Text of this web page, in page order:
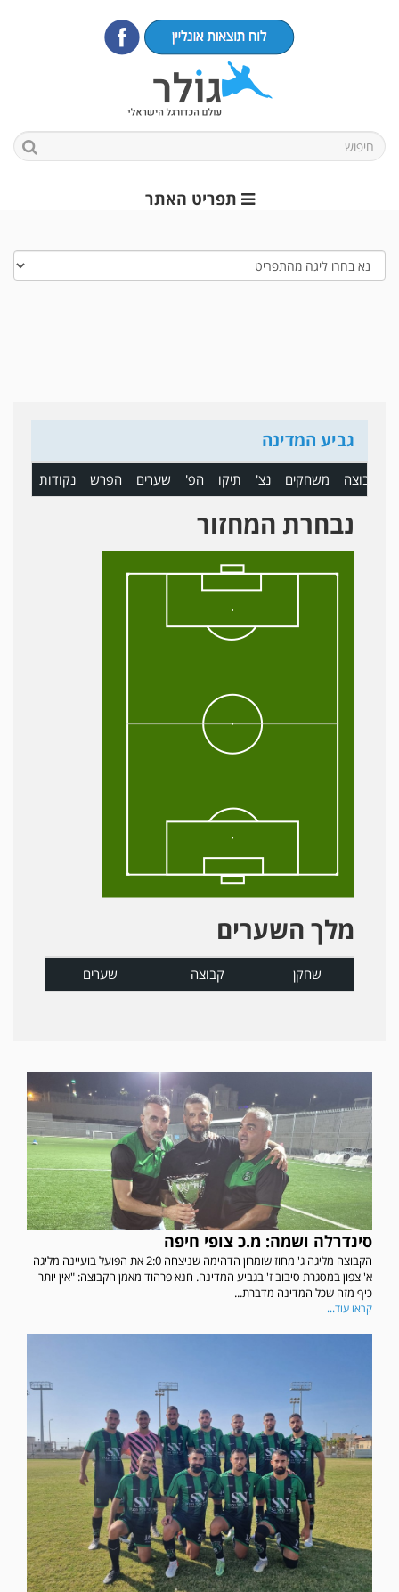
תפריט האתר
גביע המדינה
קבוצה משחקים נצ' תיקו הפ' שערים הפרש נקודות
נבחרת המחזור
מלך השערים
שחקן קבוצה שערים
סינדרלה ושמה: מ.כ צופי חיפה
הקבוצה מליגה ג' מחוז שומרון הדהימה שניצחה 2:0 את הפועל בועיינה מליגה
א' צפון במסגרת סיבוב ז' בגביע המדינה. חנא פרהוד מאמן הקבוצה: "אין יותר
כיף מזה שכל המדינה מדברת...
קראו עוד...